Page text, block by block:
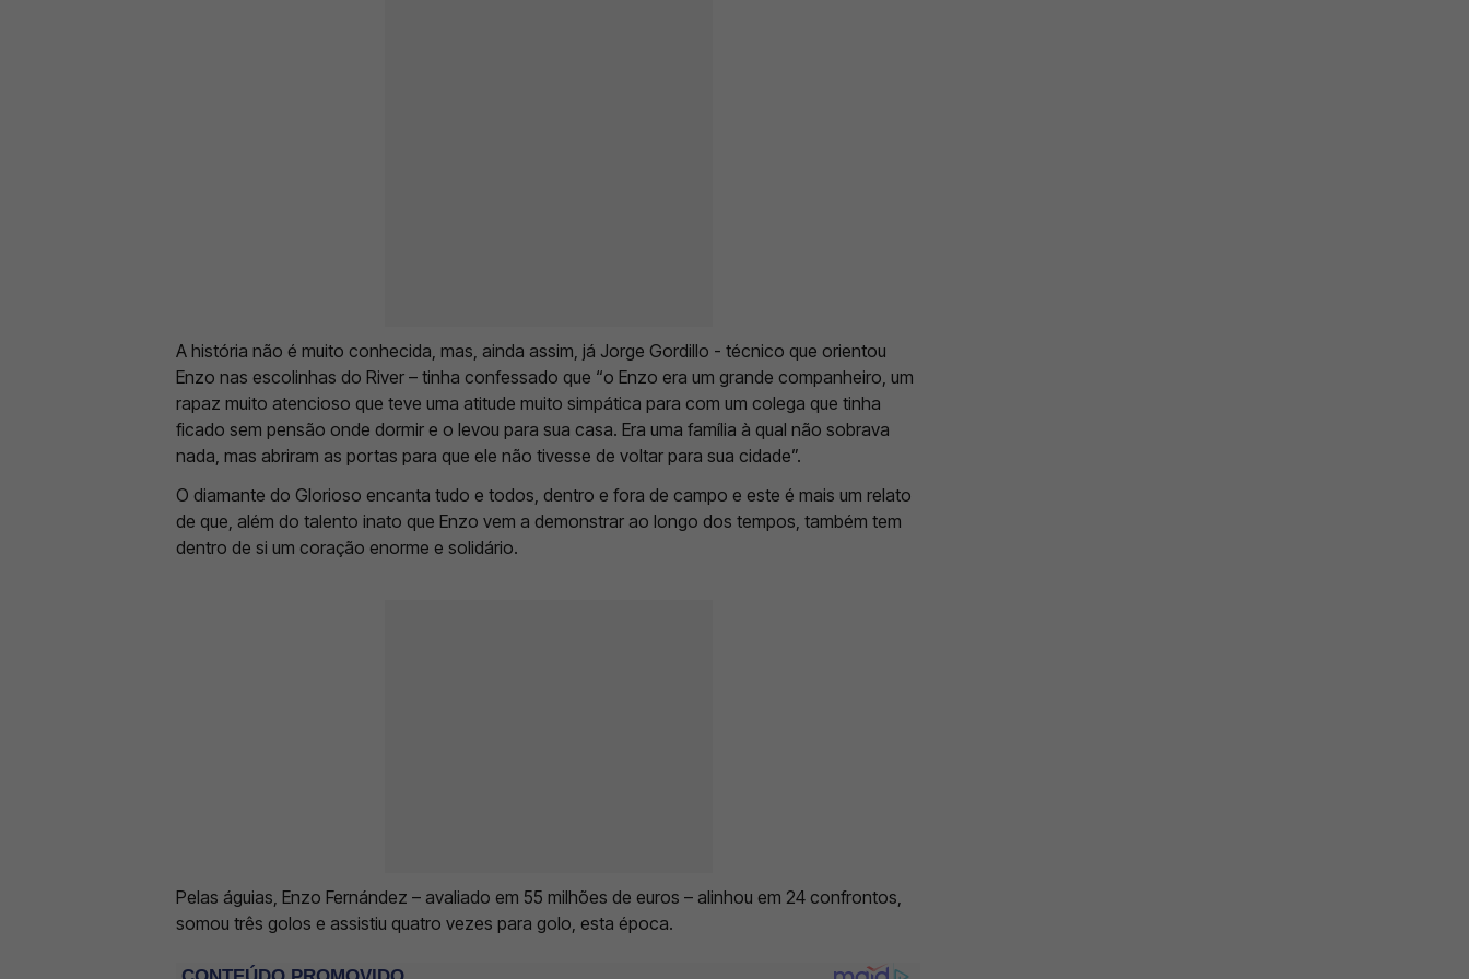
A história não é muito conhecida, mas, ainda assim, já Jorge Gordillo - técnico que orientou
Enzo nas escolinhas do River – tinha confessado que “o Enzo era um grande companheiro, um
rapaz muito atencioso que teve uma atitude muito simpática para com um colega que tinha
ficado sem pensão onde dormir e o levou para sua casa. Era uma família à qual não sobrava
nada, mas abriram as portas para que ele não tivesse de voltar para sua cidade”.
O diamante do Glorioso encanta tudo e todos, dentro e fora de campo e este é mais um relato
de que, além do talento inato que Enzo vem a demonstrar ao longo dos tempos, também tem
dentro de si um coração enorme e solidário.
Pelas águias, Enzo Fernández – avaliado em 55 milhões de euros – alinhou em 24 confrontos,
somou três golos e assistiu quatro vezes para golo, esta época.